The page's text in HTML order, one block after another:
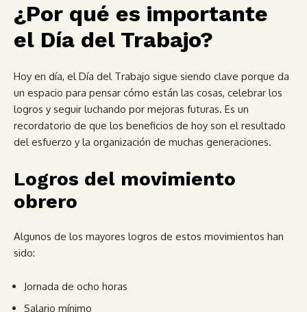
¿Por qué es importante
el Día del Trabajo?
Hoy en día, el Día del Trabajo sigue siendo clave porque da
un espacio para pensar cómo están las cosas, celebrar los
logros y seguir luchando por mejoras futuras. Es un
recordatorio de que los beneficios de hoy son el resultado
del esfuerzo y la organización de muchas generaciones.
Logros del movimiento
obrero
Algunos de los mayores logros de estos movimientos han
sido:
Jornada de ocho horas
Salario mínimo